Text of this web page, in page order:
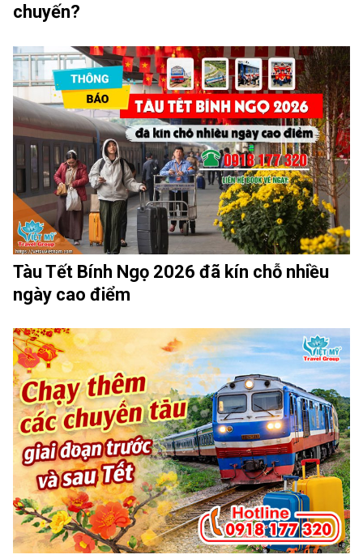
chuyến?
Tàu Tết Bính Ngọ 2026 đã kín chỗ nhiều
ngày cao điểm